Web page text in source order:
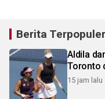
Berita Terpopuler
Aldila
Toronto
15 jam lalu